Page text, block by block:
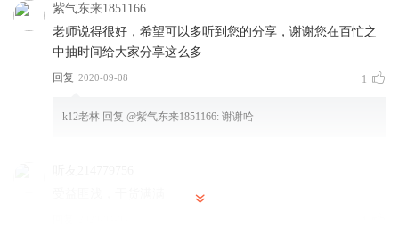
紫气东来1851166
老师说得很好，希望可以多听到您的分享，谢谢您在百忙之
中抽时间给大家分享这么多
回复 2020-09-08 1
k12老林 回复 @紫气东来1851166: 谢谢哈